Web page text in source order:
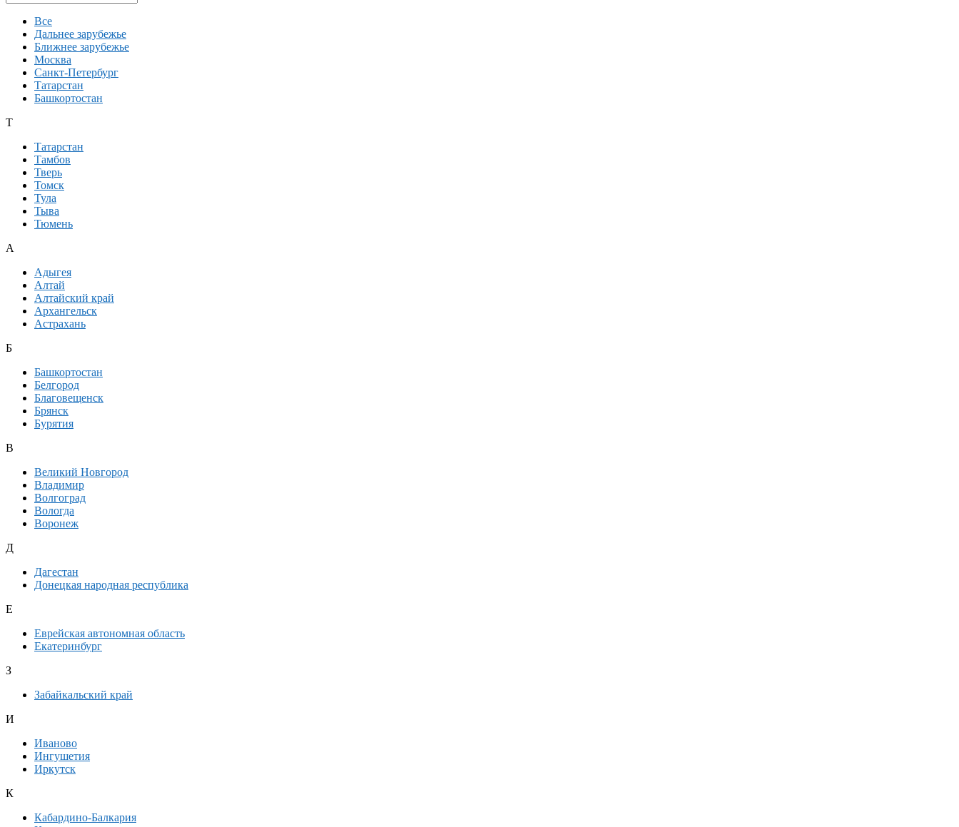
Все
Дальнее зарубежье
Ближнее зарубежье
Москва
Санкт-Петербург
Татарстан
Башкортостан
Т
Татарстан
Тамбов
Тверь
Томск
Тула
Тыва
Тюмень
А
Адыгея
Алтай
Алтайский край
Архангельск
Астрахань
Б
Башкортостан
Белгород
Благовещенск
Брянск
Бурятия
В
Великий Новгород
Владимир
Волгоград
Вологда
Воронеж
Д
Дагестан
Донецкая народная республика
Е
Еврейская автономная область
Екатеринбург
З
Забайкальский край
И
Иваново
Ингушетия
Иркутск
К
Кабардино-Балкария